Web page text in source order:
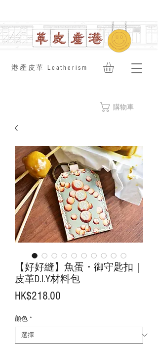
​港產皮革 Leatherism
購物車
【好好縫】魚蛋・御守匙扣｜
皮革D.I.Y材料包
HK$218.00
顏色 *